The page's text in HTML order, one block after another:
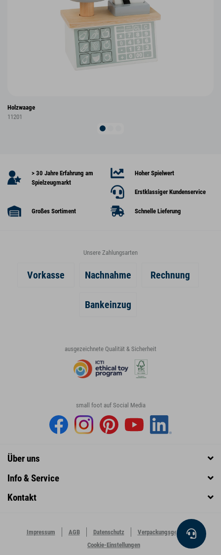
Holzwaage
11201
> 30 Jahre Erfahrung am
Spielzeugmarkt
Hoher Spielwert
Erstklassiger Kundenservice
Großes Sortiment Schnelle Lieferung
Unsere Zahlungsarten
Vorkasse Nachnahme Rechnung
Bankeinzug
ausgezeichnete Qualität & Sicherheit
small foot auf Social Media
Über uns
Info & Service
Kontakt
Impressum AGB Datenschutz
Verpackungsgesetz
Cookie-Einstellungen